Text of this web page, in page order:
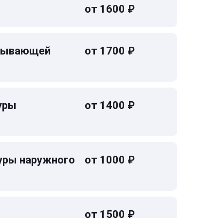
от 1600 ₽
от 1700 ₽
от 1400 ₽
наружного от 1000 ₽
от 1500 ₽